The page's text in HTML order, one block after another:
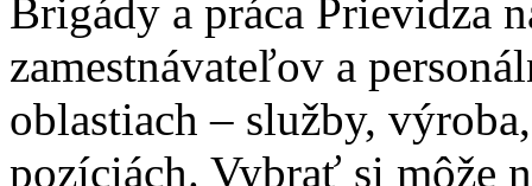
Brigády a práca Prievidza
zamestnávateľov a
oblastiach – služby,
pozíciách. Vybrať si môže